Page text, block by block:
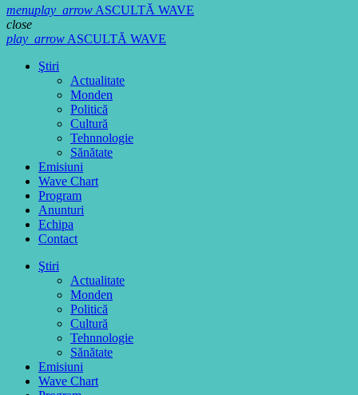
menuplay_arrowASCULTĂ WAVE
close
play_arrowASCULTĂ WAVE
Ştiri
Actualitate
Monden
Politică
Cultură
Tehnnologie
Sănătate
Emisiuni
Wave Chart
Program
Anunturi
Echipa
Contact
Ştiri
Actualitate
Monden
Politică
Cultură
Tehnnologie
Sănătate
Emisiuni
Wave Chart